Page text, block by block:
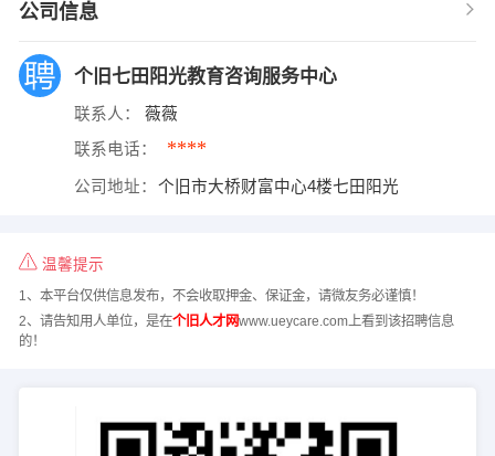
公司信息
个旧七田阳光教育咨询服务中心
联系人： 薇薇
联系电话： ****
公司地址： 个旧市大桥财富中心4楼七田阳光
温馨提示
1、本平台仅供信息发布，不会收取押金、保证金，请微友务必谨慎！
2、请告知用人单位，是在个旧人才网www.ueycare.com上看到该招聘信息
的！